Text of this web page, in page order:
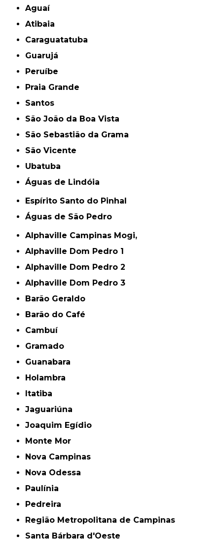
Aguaí
Atibaia
Caraguatatuba
Guarujá
Peruíbe
Praia Grande
Santos
São João da Boa Vista
São Sebastião da Grama
São Vicente
Ubatuba
Águas de Lindóia
Espírito Santo do Pinhal
Águas de São Pedro
Alphaville Campinas Mogi,
Alphaville Dom Pedro 1
Alphaville Dom Pedro 2
Alphaville Dom Pedro 3
Barão Geraldo
Barão do Café
Cambuí
Gramado
Guanabara
Holambra
Itatiba
Jaguariúna
Joaquim Egídio
Monte Mor
Nova Campinas
Nova Odessa
Paulínia
Pedreira
Região Metropolitana de Campinas
Santa Bárbara d'Oeste